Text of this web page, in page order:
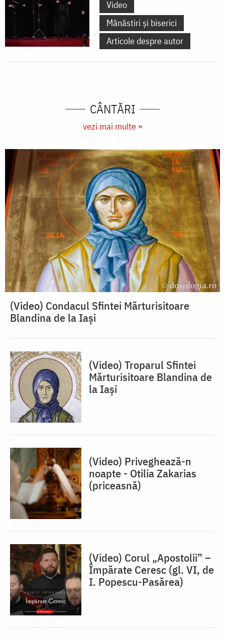
Video
Mănăstiri și biserici
Articole despre autor
CÂNTĂRI
vezi mai multe »
(Video) Condacul Sfintei Mărturisitoare
Blandina de la Iași
(Video) Troparul Sfintei
Mărturisitoare Blandina de
la Iași
(Video) Priveghează-n
noapte - Otilia Zakarias
(priceasnă)
(Video) Corul „Apostolii” –
⁠Împărate Ceresc (gl. VI, de
I. Popescu-Pasărea)